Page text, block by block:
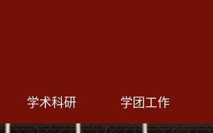
学术科研 学团工作